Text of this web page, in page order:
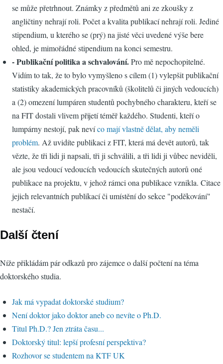
se může přetrhnout. Známky z předmětů ani ze zkoušky z
angličtiny nehrají roli. Počet a kvalita publikací nehrají roli. Jediné
stipendium, u kterého se (prý) na jisté věci uvedené výše bere
ohled, je mimořádné stipendium na konci semestru.
- Publikační politika a schvalování.Pro mě nepochopitelné.
Vidím to tak, že to bylo vymyšleno s cílem (1) vylepšit publikační
statistiky akademických pracovníků (školitelů či jiných vedoucích)
a (2) omezení lumpáren studentů pochybného charakteru, kteří se
na FIT dostali vlivem přijetí téměř každého. Studenti, kteří o
lumpárny nestojí, pak nevíco mají vlastně dělat, aby neměli
problém. Až uvidíte publikaci z FIT, která má devět autorů, tak
vězte, že tři lidi ji napsali, tři ji schválili, a tři lidi ji vůbec neviděli,
ale jsou vedoucí vedoucích vedoucích skutečných autorů oné
publikace na projektu, v jehož rámci ona publikace vznikla. Citace
jejich relevantních publikací či umístění do sekce "poděkování"
nestačí.
Další čtení
Níže přikládám pár odkazů pro zájemce o další počtení na téma
doktorského studia.
Jak má vypadat doktorské studium?
Není doktor jako doktor aneb co nevíte o Ph.D.
Titul Ph.D.? Jen ztráta času...
Doktorský titul: lepší profesní perspektiva?
Rozhovor se studentem na KTF UK